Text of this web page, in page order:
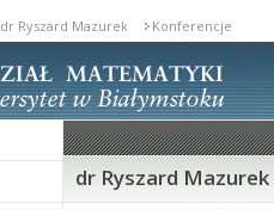
dr Ryszard Mazurek Konferencje
dr Ryszard